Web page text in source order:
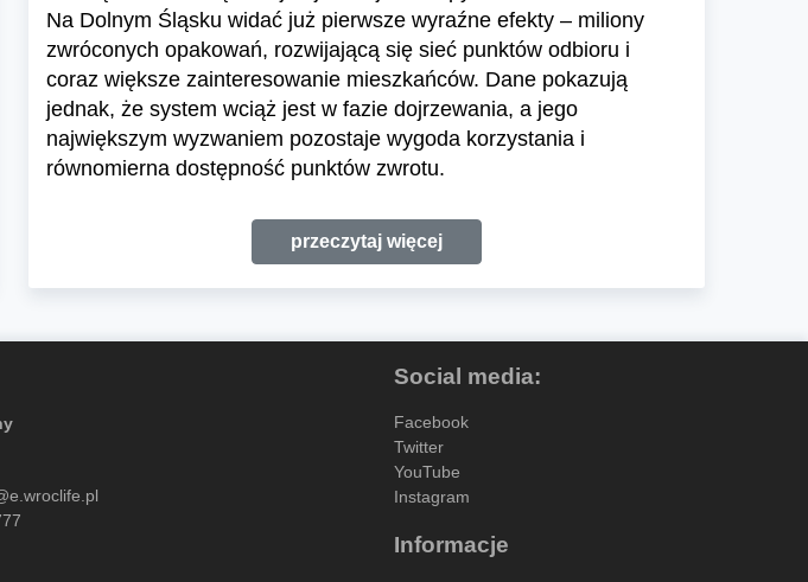
Na Dolnym Śląsku widać już pierwsze wyraźne efekty – miliony
zwróconych opakowań, rozwijającą się sieć punktów odbioru i
coraz większe zainteresowanie mieszkańców. Dane pokazują
jednak, że system wciąż jest w fazie dojrzewania, a jego
największym wyzwaniem pozostaje wygoda korzystania i
równomierna dostępność punktów zwrotu.
przeczytaj więcej
Social media:
Facebook
Twitter
YouTube
Instagram
Informacje